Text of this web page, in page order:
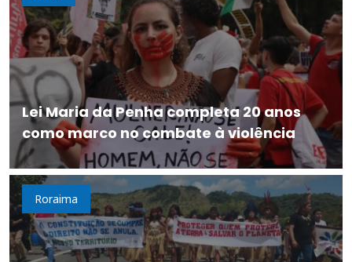
Lei Maria da Penha completa 20 anos
como marco no combate à violência
Roraima